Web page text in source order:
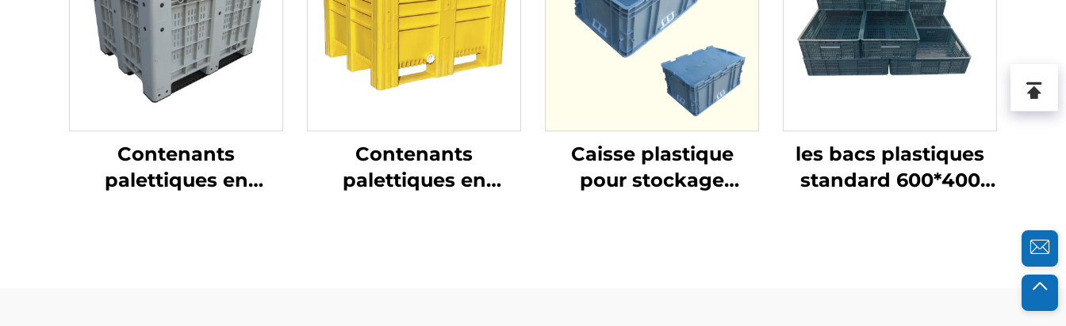
Contenants
palettiques en
Contenants
palettiques en
Caisse plastique
pour stockage
les bacs plastiques
standard 600*400